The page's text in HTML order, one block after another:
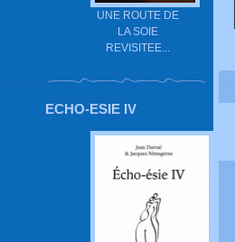
UNE ROUTE DE
LA SOIE
REVISITEE...
ECHO-ESIE IV